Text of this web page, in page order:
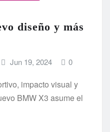
diseño y más
Jun 19, 2024 0
impacto visual y
BMW X3 asume el